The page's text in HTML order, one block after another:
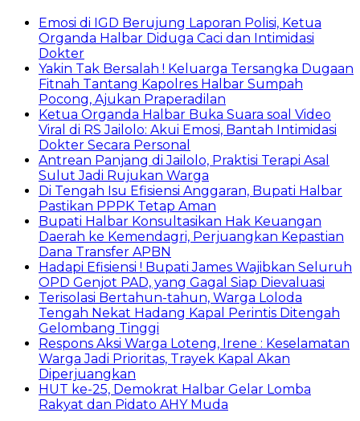
Emosi di IGD Berujung Laporan Polisi, Ketua
Organda Halbar Diduga Caci dan Intimidasi
Dokter
Yakin Tak Bersalah ! Keluarga Tersangka Dugaan
Fitnah Tantang Kapolres Halbar Sumpah
Pocong, Ajukan Praperadilan
Ketua Organda Halbar Buka Suara soal Video
Viral di RS Jailolo: Akui Emosi, Bantah Intimidasi
Dokter Secara Personal
Antrean Panjang di Jailolo, Praktisi Terapi Asal
Sulut Jadi Rujukan Warga
Di Tengah Isu Efisiensi Anggaran, Bupati Halbar
Pastikan PPPK Tetap Aman
Bupati Halbar Konsultasikan Hak Keuangan
Daerah ke Kemendagri, Perjuangkan Kepastian
Dana Transfer APBN
Hadapi Efisiensi ! Bupati James Wajibkan Seluruh
OPD Genjot PAD, yang Gagal Siap Dievaluasi
Terisolasi Bertahun-tahun, Warga Loloda
Tengah Nekat Hadang Kapal Perintis Ditengah
Gelombang Tinggi
Respons Aksi Warga Loteng, Irene : Keselamatan
Warga Jadi Prioritas, Trayek Kapal Akan
Diperjuangkan
HUT ke-25, Demokrat Halbar Gelar Lomba
Rakyat dan Pidato AHY Muda